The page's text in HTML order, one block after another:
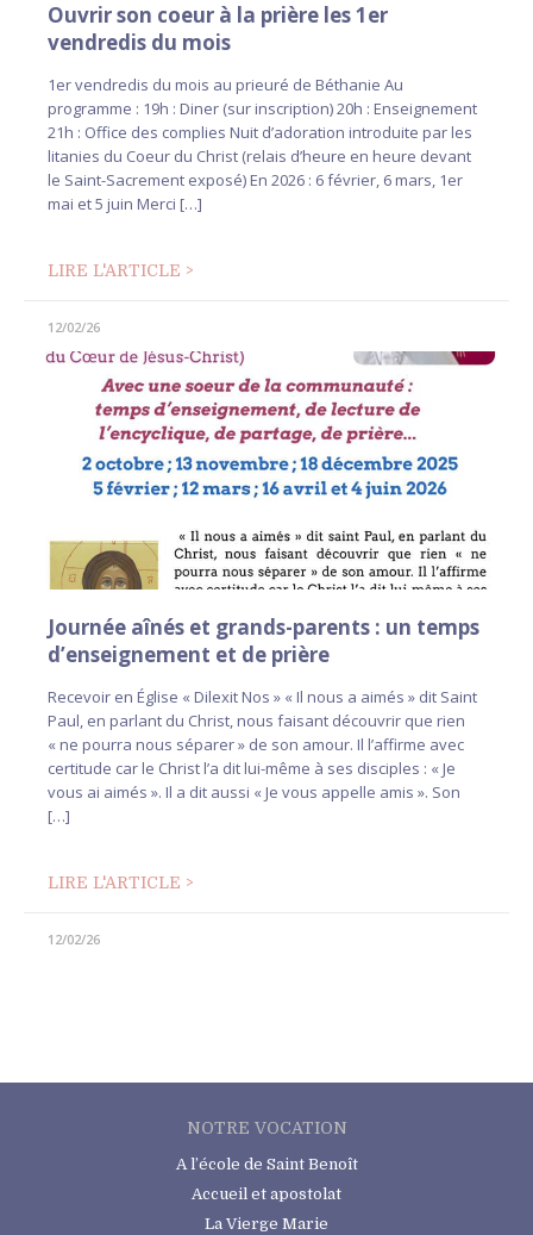
Ouvrir son coeur à la prière les 1er
vendredis du mois
1er vendredis du mois au prieuré de Béthanie Au
programme : 19h : Diner (sur inscription) 20h : Enseignement
21h : Office des complies Nuit d’adoration introduite par les
litanies du Coeur du Christ (relais d’heure en heure devant
le Saint-Sacrement exposé) En 2026 : 6 février, 6 mars, 1er
mai et 5 juin Merci […]
LIRE L'ARTICLE >
12/02/26
Journée aînés et grands-parents : un temps
d’enseignement et de prière
Recevoir en Église « Dilexit Nos » « Il nous a aimés » dit Saint
Paul, en parlant du Christ, nous faisant découvrir que rien
« ne pourra nous séparer » de son amour. Il l’affirme avec
certitude car le Christ l’a dit lui-même à ses disciples : « Je
vous ai aimés ». Il a dit aussi « Je vous appelle amis ». Son
[…]
LIRE L'ARTICLE >
12/02/26
NOTRE VOCATION
A l’école de Saint Benoît
Accueil et apostolat
La Vierge Marie